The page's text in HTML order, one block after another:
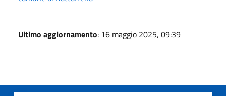
Ultimo aggiornamento: 16 maggio 2025, 09:39